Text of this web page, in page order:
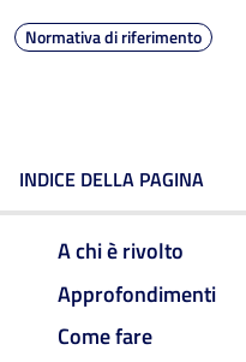
Normativa di riferimento
INDICE DELLA PAGINA
A chi è rivolto
Approfondimenti
Come fare